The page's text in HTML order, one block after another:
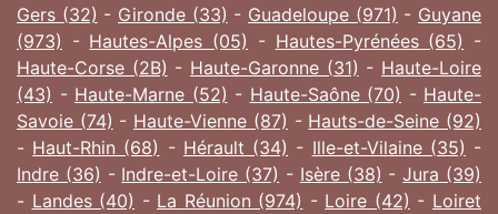
Gers (32) - Gironde (33) - Guadeloupe (971) - Guyane
(973) - Hautes-Alpes (05) - Hautes-Pyrénées (65) -
Haute-Corse (2B) - Haute-Garonne (31) - Haute-Loire
(43) - Haute-Marne (52) - Haute-Saône (70) - Haute-
Savoie (74) - Haute-Vienne (87) - Hauts-de-Seine (92)
- Haut-Rhin (68) - Hérault (34) - Ille-et-Vilaine (35) -
Indre (36) - Indre-et-Loire (37) - Isère (38) -Jura (39)
- Landes (40) - La Réunion (974) - Loire (42) - Loiret